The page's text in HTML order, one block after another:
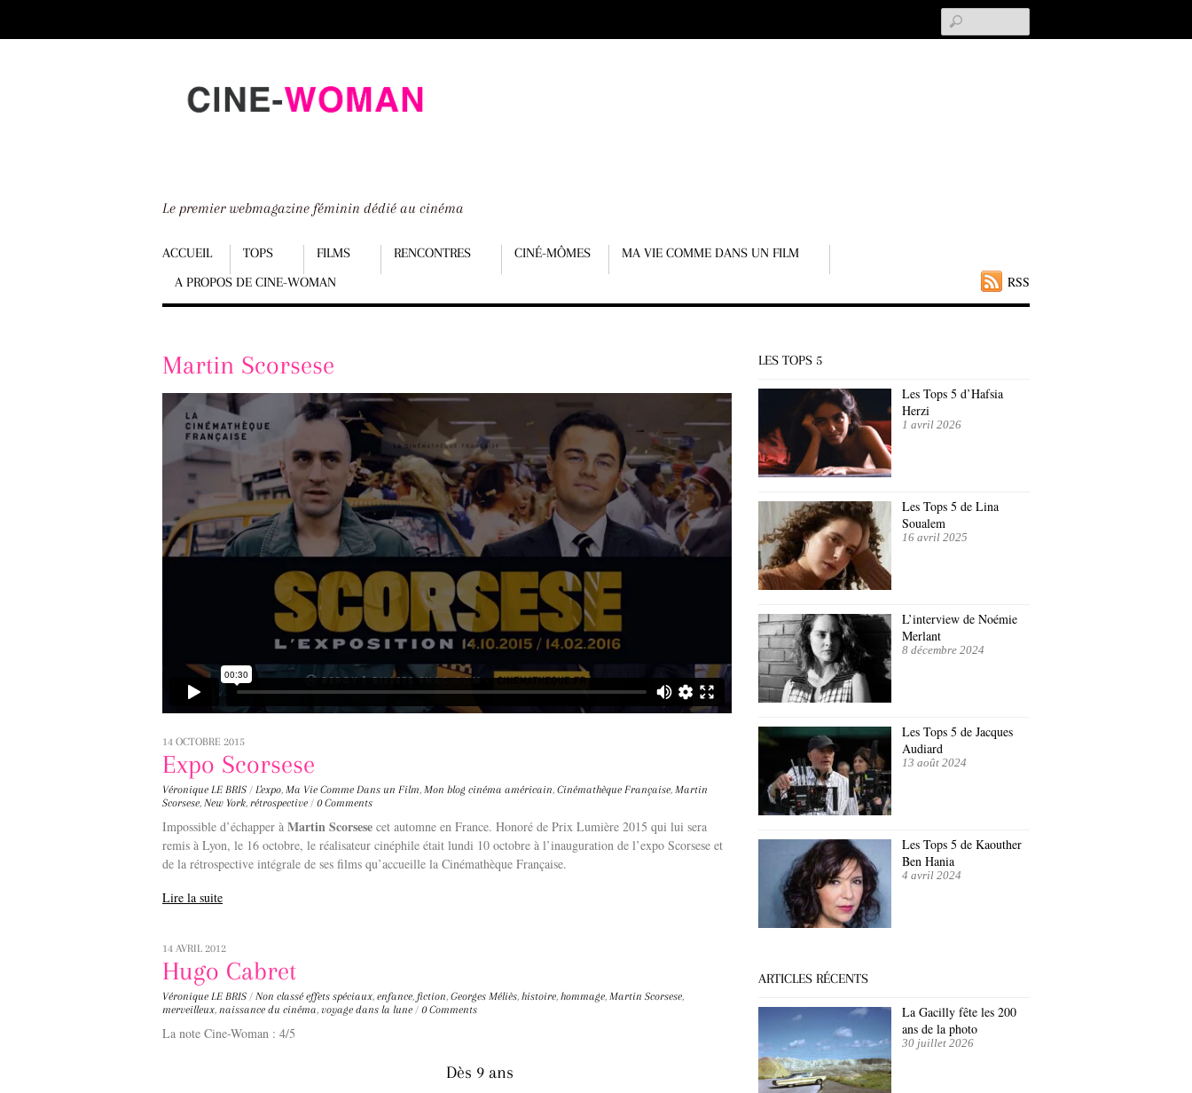
down
Le premier webmagazine féminin dédié au cinéma
RSS
Menu
ACCUEIL TOPS FILMS RENCONTRES CINÉ-MÔMES
MA VIE COMME DANS UN FILM
A PROPOS DE CINE-WOMAN
Scroll
content
Martin Scorsese
14 OCTOBRE 2015
Expo Scorsese
Véronique LE BRIS / L'expo, Ma Vie Comme Dans un Film, Mon blog cinéma américain, Cinémathèque Française, Martin
Scorsese, New York, rétrospective / 0 Comments
Impossible d’échapper à Martin Scorsese cet automne en France. Honoré de Prix Lumière 2015 qui lui sera
remis à Lyon, le 16 octobre, le réalisateur cinéphile était lundi 10 octobre à l’inauguration de l’expo Scorsese et
de la rétrospective intégrale de ses films qu’accueille la Cinémathèque Française.
Lire la suite
14 AVRIL 2012
Hugo Cabret
Véronique LE BRIS / Non classé effets spéciaux, enfance, fiction, Georges Méliès, histoire, hommage, Martin Scorsese,
merveilleux, naissance du cinéma, voyage dans la lune / 0 Comments
La note Cine-Woman : 4/5
Dès 9 ans
LES TOPS 5
Les Tops 5 d’Hafsia
Herzi
1 avril 2026
Les Tops 5 de Lina
Soualem
16 avril 2025
L’interview de Noémie
Merlant
8 décembre 2024
Les Tops 5 de Jacques
Audiard
13 août 2024
Les Tops 5 de Kaouther
Ben Hania
4 avril 2024
ARTICLES RÉCENTS
La Gacilly fête les 200
ans de la photo
30 juillet 2026